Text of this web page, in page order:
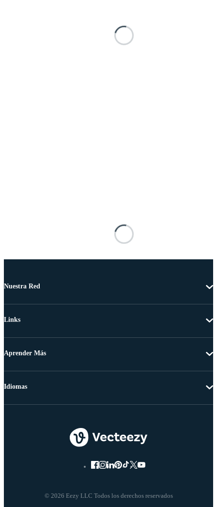
Nuestra Red
Links
Aprender Más
© 2026 Eezy LLC Todos los derechos reservados
Idiomas